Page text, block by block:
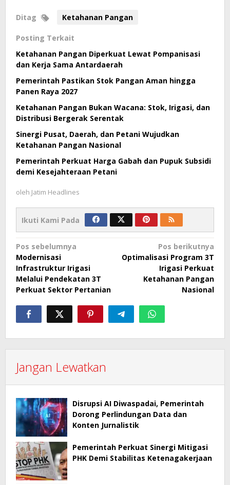
Ditag Ketahanan Pangan
Posting Terkait
Ketahanan Pangan Diperkuat Lewat Pompanisasi
dan Kerja Sama Antardaerah
Pemerintah Pastikan Stok Pangan Aman hingga
Panen Raya 2027
Ketahanan Pangan Bukan Wacana: Stok, Irigasi, dan
Distribusi Bergerak Serentak
Sinergi Pusat, Daerah, dan Petani Wujudkan
Ketahanan Pangan Nasional
Pemerintah Perkuat Harga Gabah dan Pupuk Subsidi
demi Kesejahteraan Petani
oleh Jatim Headlines
Ikuti Kami Pada
Navigasi
pos
Pos sebelumnya
Modernisasi
Infrastruktur Irigasi
Melalui Pendekatan 3T
Perkuat Sektor Pertanian
Pos berikutnya
Optimalisasi Program 3T
Irigasi Perkuat
Ketahanan Pangan
Nasional
Jangan Lewatkan
Disrupsi AI Diwaspadai, Pemerintah
Dorong Perlindungan Data dan
Konten Jurnalistik
Pemerintah Perkuat Sinergi Mitigasi
PHK Demi Stabilitas Ketenagakerjaan